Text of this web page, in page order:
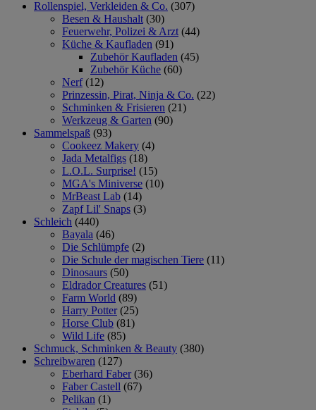
Rollenspiel, Verkleiden & Co. (307)
Besen & Haushalt (30)
Feuerwehr, Polizei & Arzt (44)
Küche & Kaufladen (91)
Zubehör Kaufladen (45)
Zubehör Küche (60)
Nerf (12)
Prinzessin, Pirat, Ninja & Co. (22)
Schminken & Frisieren (21)
Werkzeug & Garten (90)
Sammelspaß (93)
Cookeez Makery (4)
Jada Metalfigs (18)
L.O.L. Surprise! (15)
MGA's Miniverse (10)
MrBeast Lab (14)
Zapf Lil' Snaps (3)
Schleich (440)
Bayala (46)
Die Schlümpfe (2)
Die Schule der magischen Tiere (11)
Dinosaurs (50)
Eldrador Creatures (51)
Farm World (89)
Harry Potter (25)
Horse Club (81)
Wild Life (85)
Schmuck, Schminken & Beauty (380)
Schreibwaren (127)
Eberhard Faber (36)
Faber Castell (67)
Pelikan (1)